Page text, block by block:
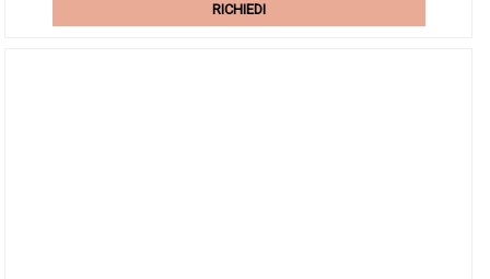
RICHIEDI